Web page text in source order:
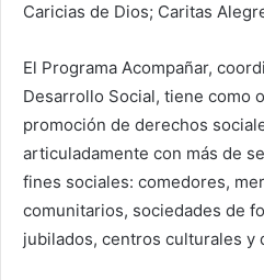
Caricias de Dios; Caritas
El Programa Acompañar,
Desarrollo Social, tiene como
promoción de derechos
articuladamente con más de
fines sociales: comedores,
comunitarios, sociedades de
jubilados, centros culturales